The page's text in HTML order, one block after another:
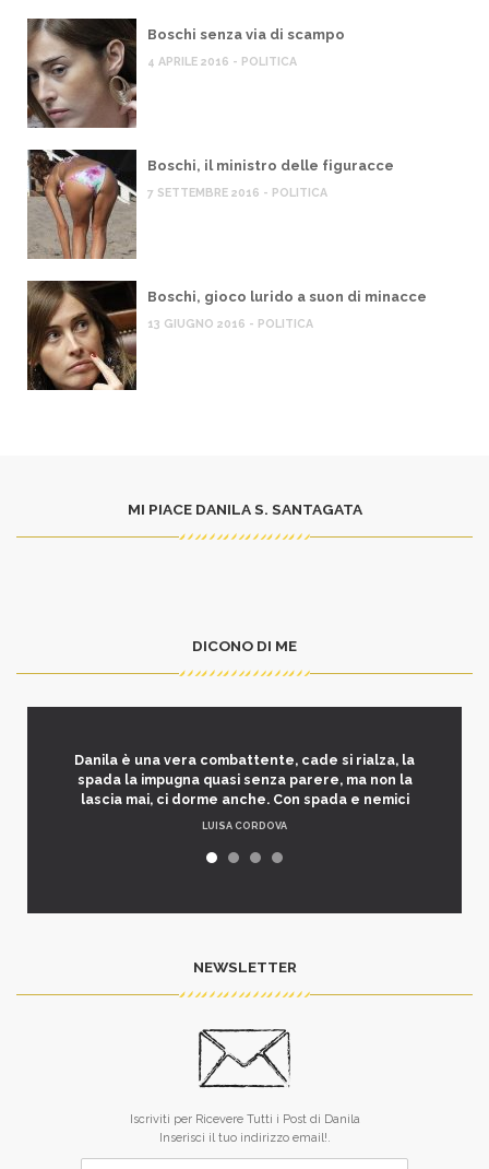
Boschi senza via di scampo
4 APRILE 2016 - POLITICA
Boschi, il ministro delle figuracce
7 SETTEMBRE 2016 - POLITICA
Boschi, gioco lurido a suon di minacce
13 GIUGNO 2016 - POLITICA
MI PIACE DANILA S. SANTAGATA
DICONO DI ME
Danila è una vera combattente, cade si rialza, la
spada la impugna quasi senza parere, ma non la
lascia mai, ci dorme anche. Con spada e nemici
LUISA CORDOVA
NEWSLETTER
Iscriviti per Ricevere Tutti i Post di Danila
Inserisci il tuo indirizzo email!.